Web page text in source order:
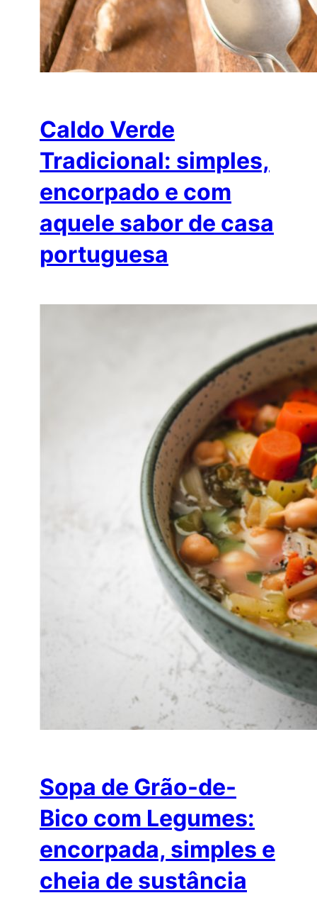
Caldo Verde
Tradicional: simples,
encorpado e com
aquele sabor de casa
portuguesa
Sopa de Grão-de-
Bico com Legumes:
encorpada, simples e
cheia de sustância